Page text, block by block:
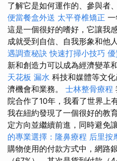
了解它是如何運作的、參與者
便當餐盒外送 太平脊椎矯正 一
這是一個很好的嗜好，它讓我
成就受到自信、自我形象和他
遇調查秘訣 快速打掃小技巧
新和創造力可以成為經濟變革
天花板 漏水 科技和媒體等文
濟機會和業務。 士林整骨療程
院合作了10年，我看了世界上
我在紐約發現了一個很好的教
定方向並繼續前進，同時避免
的專業選擇：隆鼻療程 后里按
購物使用的付款方式中，網路